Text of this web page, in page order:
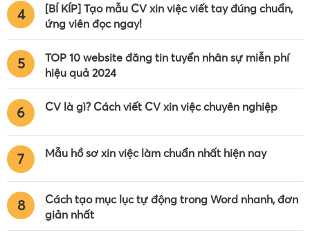
4
[BÍ KÍP] Tạo mẫu CV xin việc viết tay đúng chuẩn,
ứng viên đọc ngay!
5
TOP 10 website đăng tin tuyển nhân sự miễn phí
hiệu quả 2024
6 CV là gì? Cách viết CV xin việc chuyên nghiệp
7 Mẫu hồ sơ xin việc làm chuẩn nhất hiện nay
8
Cách tạo mục lục tự động trong Word nhanh, đơn
giản nhất